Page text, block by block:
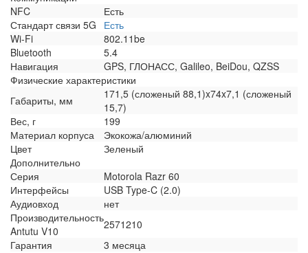
NFC
Есть
Стандарт связи 5G
Есть
Wi-Fi
802.11be
Bluetooth
5.4
Навигация
GPS, ГЛОНАСС, Galileo, BeiDou, QZSS
Физические характеристики
Габариты, мм
171,5 (сложеный 88,1)x74x7,1 (сложеный
15,7)
Вес, г
199
Материал корпуса
Экокожа/алюминий
Цвет
Зеленый
Дополнительно
Серия
Motorola Razr 60
Интерфейсы
USB Type-C (2.0)
Аудиовход
нет
Производительность
Antutu V10
2571210
Гарантия
3 месяца